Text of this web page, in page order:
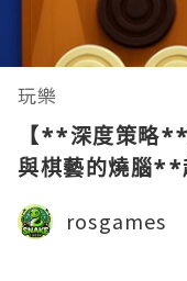
玩樂
【**深度策略
與棋藝的燒腦
rosgames